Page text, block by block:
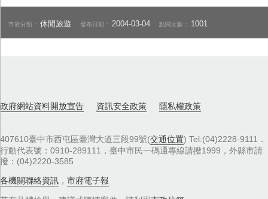
市府分類：休閒旅遊 發布日期： 2004-03-04 點閱次數： 1001
政府網站資料開放宣告 資訊安全政策 隱私權政策
407610臺中市西屯區臺灣大道三段99號(交通位置) Tel:(04)2228-9111．
行動代表號：0910-289111，臺中市民一碼通專線請撥1999，外縣市請
撥：(04)2220-3585
各機關聯絡資訊 ， 市府電子報